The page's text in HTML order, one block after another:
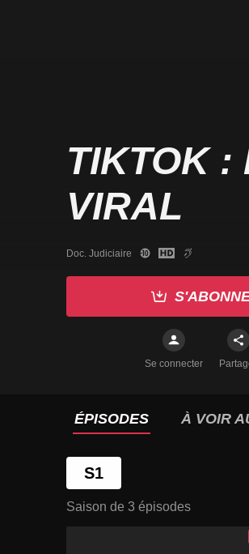
TIKTOK :
VIRAL
Doc. Judiciaire
Se connecter
ÉPISODES À VOIR
S1
Saison de 3 épisodes